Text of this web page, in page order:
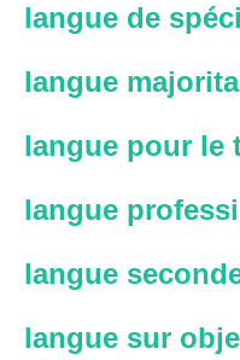
langue de
langue
langue pour le
langue
langue
langue sur